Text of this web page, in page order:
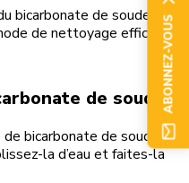
bicarbonate de soude
de nettoyage efficace
de soude
bicarbonate de soude
la d’eau et faites-la
ABONNEZ-VOUS